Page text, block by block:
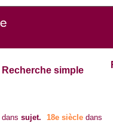
Recherche simple
danssujet. 18e siècle dans